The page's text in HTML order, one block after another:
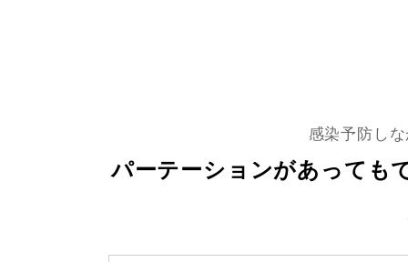
感染予防し
パーテーションがあっても